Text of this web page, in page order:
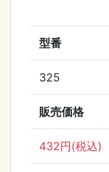
型番
325
販売価格
432円(税込)